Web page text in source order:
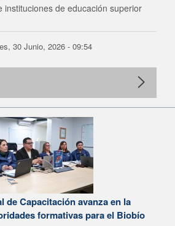
instituciones de educación superior
30 Junio, 2026 - 09:54
de Capacitación avanza en la
formativas para el Biobío